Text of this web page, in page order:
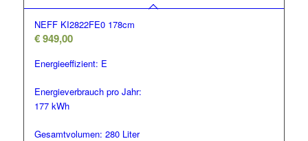
NEFF KI2822FE0 178cm
€949,00
Energieeffizient: E
Energieverbrauch pro Jahr:
177 kWh
Gesamtvolumen: 280 Liter